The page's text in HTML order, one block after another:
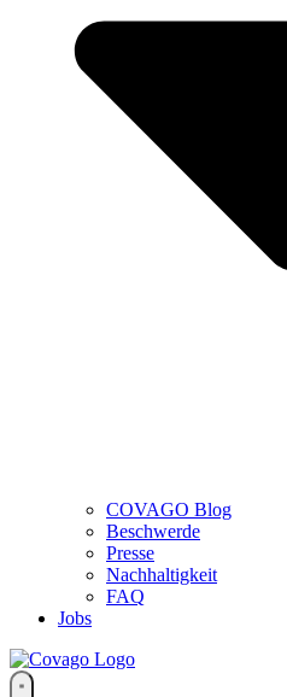
COVAGO Blog
Beschwerde
Presse
Nachhaltigkeit
FAQ
Jobs